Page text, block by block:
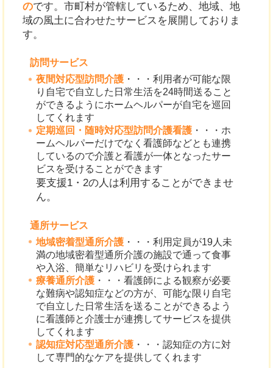
のです。市町村が管轄しているため、地域、地
域の風土に合わせたサービスを展開しておりま
す。
訪問サービス
夜間対応型訪問介護 ・・・利用者が可能な限
り自宅で自立した日常生活を24時間送ること
ができるようにホームヘルパーが自宅を巡回
してくれます
定期巡回・随時対応型訪問介護看護 ・・・ホ
ームヘルパーだけでなく看護師などとも連携
しているので介護と看護が一体となったサー
ビスを受けることができます
要支援1・2の人は利用することができませ
ん。
通所サービス
地域密着型通所介護 ・・・利用定員が19人未
満の地域密着型通所介護の施設で通って食事
や入浴、簡単なリハビリを受けられます
療養通所介護 ・・・看護師による観察が必要
な難病や認知症などの方が、可能な限り自宅
で自立した日常生活を送ることができるよう
に看護師と介護士が連携してサービスを提供
してくれます
認知症対応型通所介護 ・・・認知症の方に対
して専門的なケアを提供してくれます